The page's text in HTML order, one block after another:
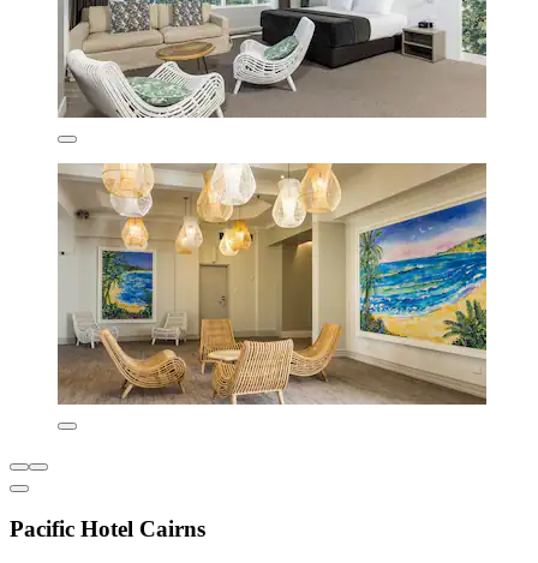
Pacific Hotel Cairns